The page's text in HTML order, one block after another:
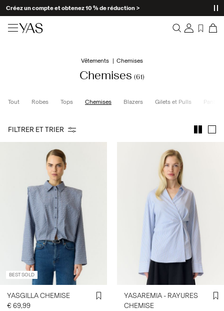
Aperçu
Commandes
Liste de souhaits
Ensembles Assortis
Occasionwear
Bonnes offres
High Summer
CONNECTEZ-
VOUS
?
Vêtements Chemises
Chemises (61)
Tout Robes Tops Chemises Blazers Gilets et Pulls
FILTRER ET TRIER
BEST SOLD
YASGILLA CHEMISE
€ 69,99
YASAREMIA - RAYURES
CHEMISE